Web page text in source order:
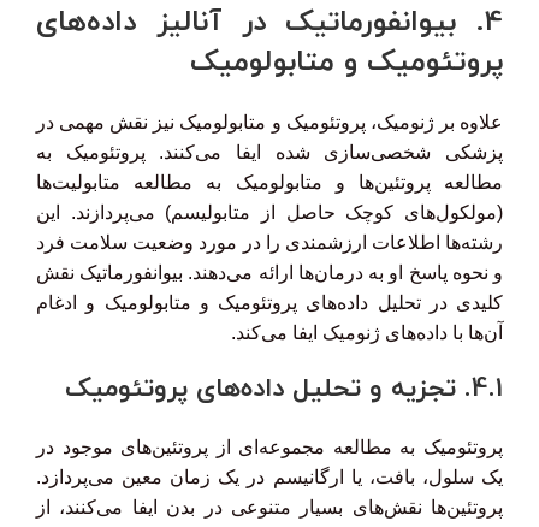
4. بیوانفورماتیک در آنالیز داده‌های
پروتئومیک و متابولومیک
علاوه بر ژنومیک، پروتئومیک و متابولومیک نیز نقش مهمی در
پزشکی شخصی‌سازی شده ایفا می‌کنند. پروتئومیک به
مطالعه پروتئین‌ها و متابولومیک به مطالعه متابولیت‌ها
(مولکول‌های کوچک حاصل از متابولیسم) می‌پردازند. این
رشته‌ها اطلاعات ارزشمندی را در مورد وضعیت سلامت فرد
و نحوه پاسخ او به درمان‌ها ارائه می‌دهند. بیوانفورماتیک نقش
کلیدی در تحلیل داده‌های پروتئومیک و متابولومیک و ادغام
آن‌ها با داده‌های ژنومیک ایفا می‌کند.
4.1. تجزیه و تحلیل داده‌های پروتئومیک
پروتئومیک به مطالعه مجموعه‌ای از پروتئین‌های موجود در
یک سلول، بافت، یا ارگانیسم در یک زمان معین می‌پردازد.
پروتئین‌ها نقش‌های بسیار متنوعی در بدن ایفا می‌کنند، از